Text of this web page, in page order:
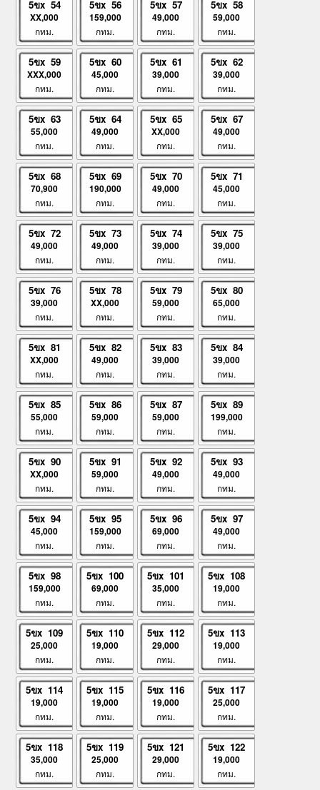
5ขx 54
XX,000
กทม.
5ขx 56
159,000
กทม.
5ขx 57
49,000
กทม.
5ขx 58
59,000
กทม.
5ขx 59
XXX,000
กทม.
5ขx 60
45,000
กทม.
5ขx 61
39,000
กทม.
5ขx 62
39,000
กทม.
5ขx 63
55,000
กทม.
5ขx 64
49,000
กทม.
5ขx 65
XX,000
กทม.
5ขx 67
49,000
กทม.
5ขx 68
70,900
กทม.
5ขx 69
190,000
กทม.
5ขx 70
49,000
กทม.
5ขx 71
45,000
กทม.
5ขx 72
49,000
กทม.
5ขx 73
49,000
กทม.
5ขx 74
39,000
กทม.
5ขx 75
39,000
กทม.
5ขx 76
39,000
กทม.
5ขx 78
XX,000
กทม.
5ขx 79
59,000
กทม.
5ขx 80
65,000
กทม.
5ขx 81
XX,000
กทม.
5ขx 82
49,000
กทม.
5ขx 83
39,000
กทม.
5ขx 84
39,000
กทม.
5ขx 85
55,000
กทม.
5ขx 86
59,000
กทม.
5ขx 87
59,000
กทม.
5ขx 89
199,000
กทม.
5ขx 90
XX,000
กทม.
5ขx 91
59,000
กทม.
5ขx 92
49,000
กทม.
5ขx 93
49,000
กทม.
5ขx 94
45,000
กทม.
5ขx 95
159,000
กทม.
5ขx 96
69,000
กทม.
5ขx 97
49,000
กทม.
5ขx 98
159,000
กทม.
5ขx 100
69,000
กทม.
5ขx 101
35,000
กทม.
5ขx 108
19,000
กทม.
5ขx 109
25,000
กทม.
5ขx 110
19,000
กทม.
5ขx 112
29,000
กทม.
5ขx 113
19,000
กทม.
5ขx 114
19,000
กทม.
5ขx 115
19,000
กทม.
5ขx 116
19,000
กทม.
5ขx 117
25,000
กทม.
5ขx 118
35,000
กทม.
5ขx 119
25,000
กทม.
5ขx 121
29,000
กทม.
5ขx 122
19,000
กทม.